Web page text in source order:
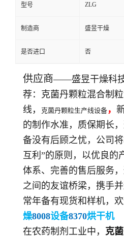
型号 ZLG
制造商 盛昱干燥
是否进口 否
供应商——盛昱干燥科
荐 ： 克菌丹颗粒混合制
线，
克菌丹颗粒生产线设备，
的制作水准，质保期长
备没有后顾之忧，公司
互利”的原则 ，以优良的
体系、完善的售后服务
之间的友谊桥梁， 携手
常年备有现货和样机，
燥8008设备8370烘干机
在农药制剂工业中， 克